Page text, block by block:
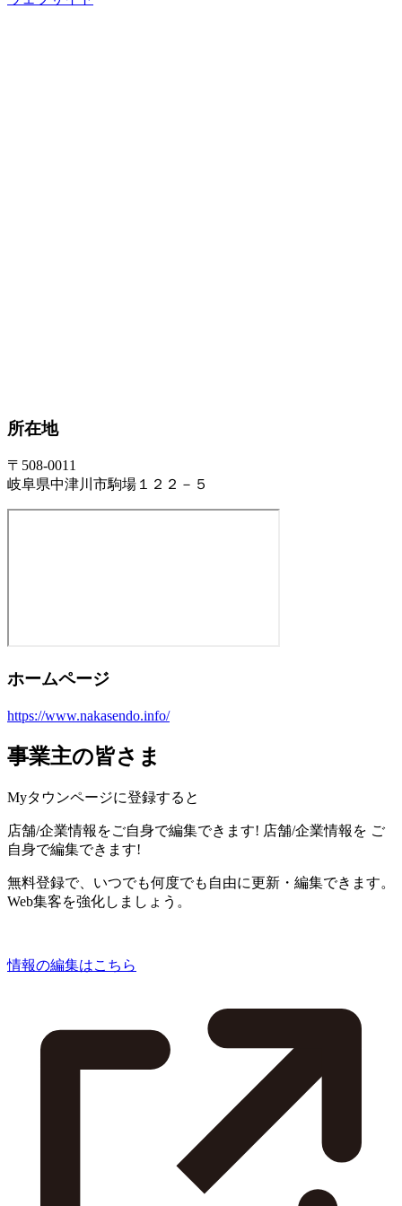
所在地
〒508-0011
岐阜県中津川市駒場１２２－５
ホームページ
https://www.nakasendo.info/
事業主の皆さま
Myタウンページに登録すると
店舗/企業情報をご自身で編集できます! 店舗/企業情報を ご
自身で編集できます!
無料登録で、いつでも何度でも自由に更新・編集できます。
Web集客を強化しましょう。
情報の編集はこちら